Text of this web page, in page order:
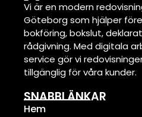
Vi är en modern
Göteborg som hjälper
bokföring, bokslut,
rådgivning. Med digitala
service gör vi
tillgänglig för våra kunder.
SNABBLÄNKAR
Hem